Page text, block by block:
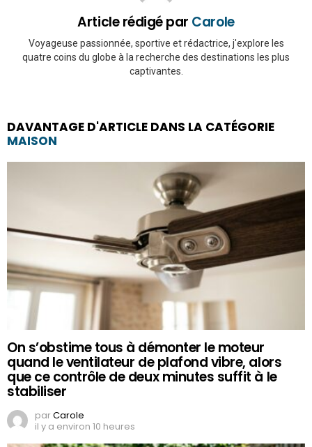
Article rédigé par Carole
Voyageuse passionnée, sportive et rédactrice, j'explore les
quatre coins du globe à la recherche des destinations les plus
captivantes.
DAVANTAGE D'ARTICLE DANS LA CATÉGORIE
MAISON
On s’obstime tous à démonter le moteur
quand le ventilateur de plafond vibre, alors
que ce contrôle de deux minutes suffit à le
stabiliser
parCarole
il y a environ 10 heures